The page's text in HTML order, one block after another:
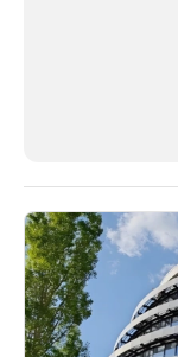
РБК Компании
Делитесь
Управляйте
бренды спикеров